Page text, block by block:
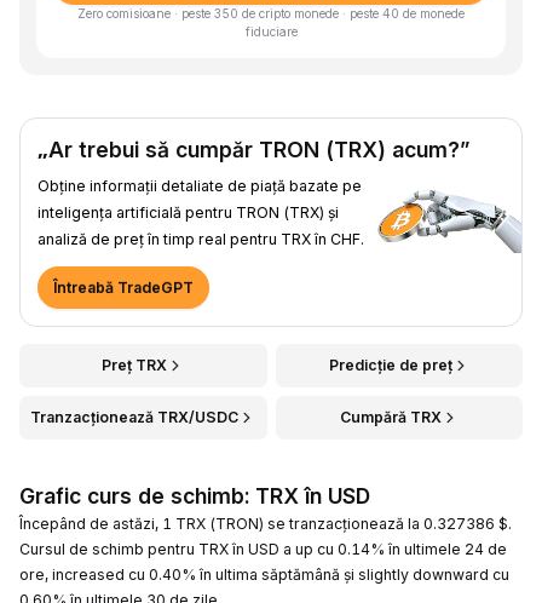
Zero comisioane · peste 350 de cripto monede · peste 40 de monede
fiduciare
„Ar trebui să cumpăr TRON (TRX) acum?”
Obține informații detaliate de piață bazate pe
inteligența artificială pentru TRON (TRX) și
analiză de preț în timp real pentru TRX în CHF.
Întreabă TradeGPT
Preț TRX Predicție de preț
Tranzacționează TRX/USDC Cumpără TRX
Grafic curs de schimb: TRX în USD
Începând de astăzi, 1 TRX (TRON) se tranzacționează la 0.327386 $.
Cursul de schimb pentru TRX în USD a up cu 0.14% în ultimele 24 de
ore, increased cu 0.40% în ultima săptămână și slightly downward cu
0.60% în ultimele 30 de zile.